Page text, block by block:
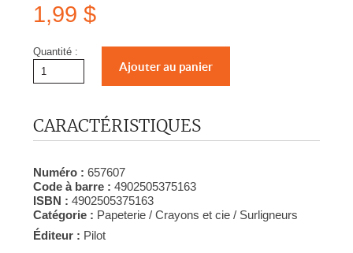
1,99 $
Quantité :
CARACTÉRISTIQUES
Numéro : 657607
Code à barre : 4902505375163
ISBN : 4902505375163
Catégorie : Papeterie / Crayons et cie / Surligneurs
Éditeur : Pilot